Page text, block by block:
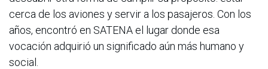
cerca de los aviones y servir a los pasajeros. Con los
años, encontró en SATENA el lugar donde esa
vocación adquirió un significado aún más humano y
social.